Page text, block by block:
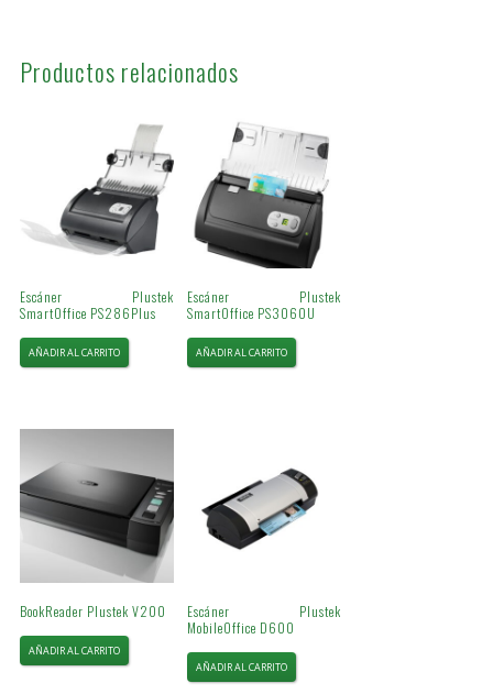
Productos relacionados
Escáner Plustek
SmartOffice PS286Plus
AÑADIR AL CARRITO
Escáner Plustek
SmartOffice PS3060U
AÑADIR AL CARRITO
BookReader Plustek V200
AÑADIR AL CARRITO
Escáner Plustek
MobileOffice D600
AÑADIR AL CARRITO